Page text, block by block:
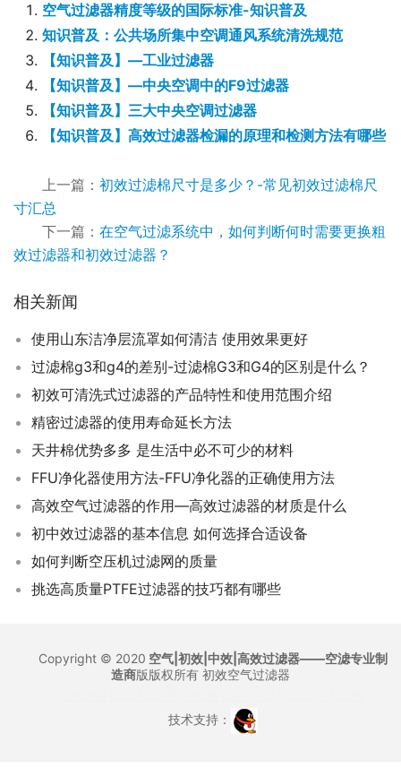
空气过滤器精度等级的国际标准-知识普及
知识普及：公共场所集中空调通风系统清洗规范
【知识普及】—工业过滤器
【知识普及】—中央空调中的F9过滤器
【知识普及】三大中央空调过滤器
【知识普及】高效过滤器检漏的原理和检测方法有哪些
上一篇： 初效过滤棉尺寸是多少？-常见初效过滤棉尺
寸汇总
下一篇： 在空气过滤系统中，如何判断何时需要更换粗
效过滤器和初效过滤器？
相关新闻
使用山东洁净层流罩如何清洁 使用效果更好
过滤棉g3和g4的差别-过滤棉G3和G4的区别是什么？
初效可清洗式过滤器的产品特性和使用范围介绍
精密过滤器的使用寿命延长方法
天井棉优势多多 是生活中必不可少的材料
FFU净化器使用方法-FFU净化器的正确使用方法
高效空气过滤器的作用—高效过滤器的材质是什么
初中效过滤器的基本信息 如何选择合适设备
如何判断空压机过滤网的质量
挑选高质量PTFE过滤器的技巧都有哪些
Copyright © 2020 空气|初效|中效|高效过滤器——空滤专业制
造商版版权所有 初效空气过滤器
技术支持：